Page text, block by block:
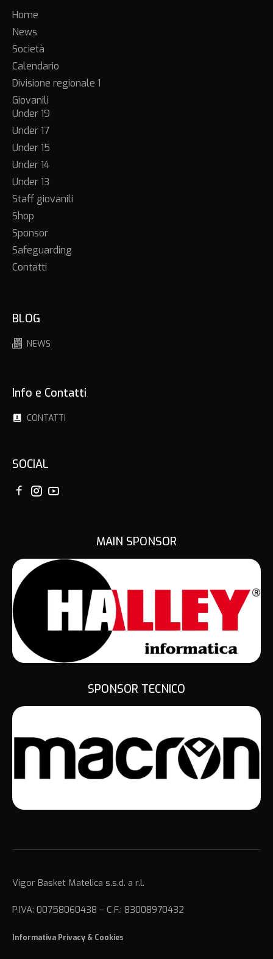
Home
News
Società
Calendario
Divisione regionale 1
Giovanili
Under 19
Under 17
Under 15
Under 14
Under 13
Staff giovanili
Shop
Sponsor
Safeguarding
Contatti
BLOG
NEWS
Info e Contatti
CONTATTI
SOCIAL
MAIN SPONSOR
SPONSOR TECNICO
Vigor Basket Matelica s.s.d. a r.l.
P.IVA: 00758060438 – C.F.: 83008970432
Informativa Privacy & Cookies